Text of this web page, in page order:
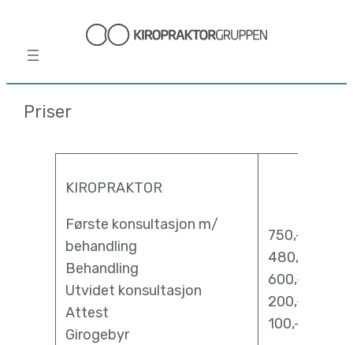
innhold
Priser
KIROPRAKTOR
Første konsultasjon m/
behandling
Behandling
Utvidet konsultasjon
Attest
Girogebyr
750,-
480,-
600,-
200,-
100,-